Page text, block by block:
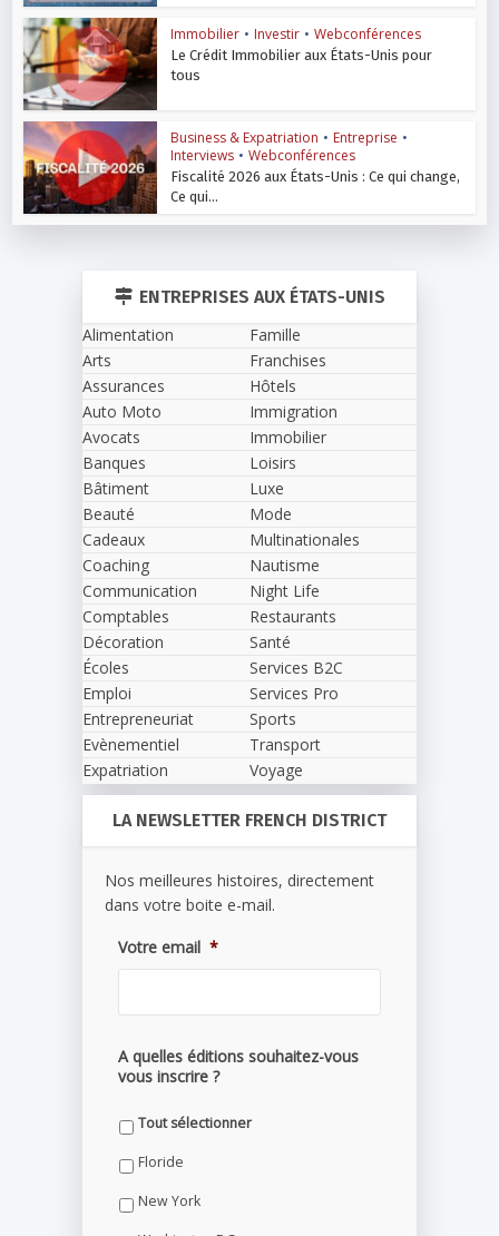
Immobilier • Investir • Webconférences
Le Crédit Immobilier aux États-Unis pour
tous
Business & Expatriation • Entreprise •
Interviews • Webconférences
Fiscalité 2026 aux États-Unis : Ce qui change,
Ce qui...
ENTREPRISES AUX ÉTATS-UNIS
Alimentation
Arts
Assurances
Auto Moto
Avocats
Banques
Bâtiment
Beauté
Cadeaux
Coaching
Communication
Comptables
Décoration
Écoles
Emploi
Entrepreneuriat
Evènementiel
Expatriation
Famille
Franchises
Hôtels
Immigration
Immobilier
Loisirs
Luxe
Mode
Multinationales
Nautisme
Night Life
Restaurants
Santé
Services B2C
Services Pro
Sports
Transport
Voyage
LA NEWSLETTER FRENCH DISTRICT
Nos meilleures histoires, directement
dans votre boite e-mail.
Votre email *
A quelles éditions souhaitez-vous
vous inscrire ?
Tout sélectionner
Floride
New York